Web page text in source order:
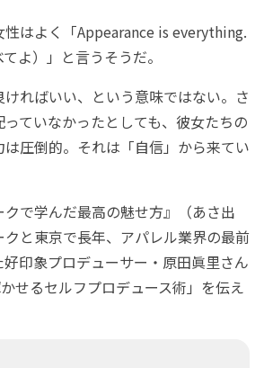
はよく「Appearance is everything.
よ）」と言うそうだ。
ればいい、という意味ではない。さ
ていなかったとしても、彼女たちの
圧倒的。それは「自信」から来てい
で学んだ最高の魅せ方』（あさ出
と東京で長年、アパレル業界の最前
印象プロデューサー・原田眞里さん
せるセルフプロデュース術」を伝え